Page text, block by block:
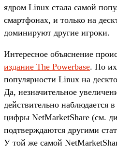
ядром Linux стала самой
смартфонах, и только на
доминируют другие игроки.
Интересное объяснение
издание The Powerbase. По
популярности Linux на
Да, незначительное
действительно наблюдается
цифры NetMarketShare (см.
подтверждаются другими
У той же самой